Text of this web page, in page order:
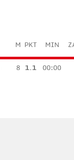
M PKT MIN
8 1.1 00:00